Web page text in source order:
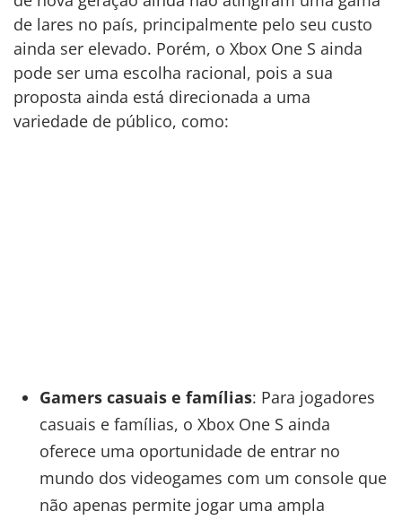
de lares no país, principalmente pelo seu custo
ainda ser elevado. Porém, o Xbox One S ainda
pode ser uma escolha racional, pois a sua
proposta ainda está direcionada a uma
variedade de público, como:
Gamers casuais e famílias: Para jogadores
casuais e famílias, o Xbox One S ainda
oferece uma oportunidade de entrar no
mundo dos videogames com um console que
não apenas permite jogar uma ampla